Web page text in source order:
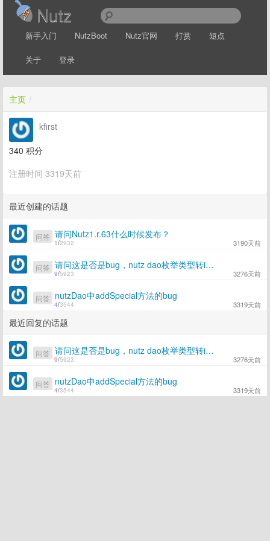
Nutz
新手入门 NutzBoot Nutz官网 打赏 短点
关于 登录
主页 /
kfirst
340 积分
注册时间 3319天前
最近创建的话题
1/2932 3190天前
问答 请问Nutz1.r.63什么时候发布？
9/5923 3276天前
问答 请问这是否是bug，nutz dao枚举类型转int时不正确
4/3544 3319天前
问答 nutzDao中addSpecial方法的bug
最近回复的话题
9/5923 3276天前
问答 请问这是否是bug，nutz dao枚举类型转int时不正确
4/3544 3319天前
问答 nutzDao中addSpecial方法的bug